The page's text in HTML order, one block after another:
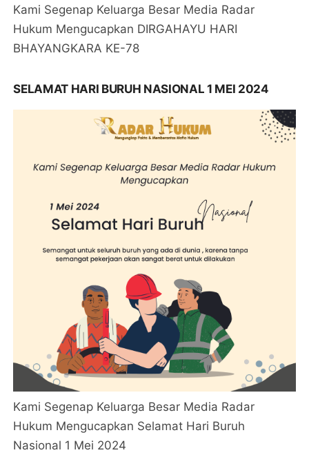
Kami Segenap Keluarga Besar Media Radar
Hukum Mengucapkan DIRGAHAYU HARI
BHAYANGKARA KE-78
SELAMAT HARI BURUH NASIONAL 1 MEI 2024
Kami Segenap Keluarga Besar Media Radar
Hukum Mengucapkan Selamat Hari Buruh
Nasional 1 Mei 2024